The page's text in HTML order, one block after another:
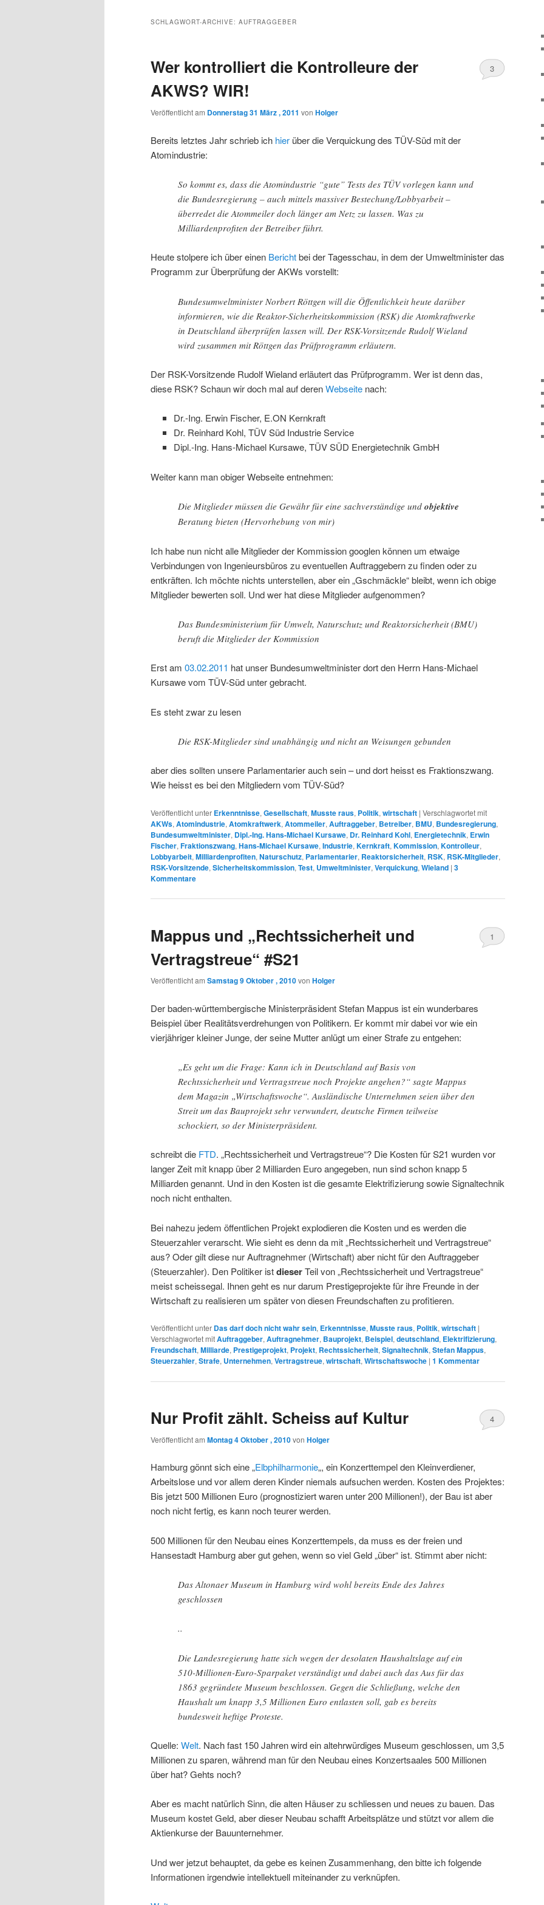
wechseln
SCHLAGWORT-ARCHIVE: AUFTRAGGEBER
Wer kontrolliert die Kontrolleure der
AKWS? WIR!
Veröffentlicht am Donnerstag 31 März , 2011 von Holger
3
Bereits letztes Jahr schrieb ich hier über die Verquickung des TÜV-Süd mit der
Atomindustrie:
So kommt es, dass die Atomindustrie “gute” Tests des TÜV vorlegen kann und
die Bundesregierung – auch mittels massiver Bestechung/Lobbyarbeit –
überredet die Atommeiler doch länger am Netz zu lassen. Was zu
Milliardenprofiten der Betreiber führt.
Heute stolpere ich über einen Berichtbei der Tagesschau, in dem der Umweltminister das
Programm zur Überprüfung der AKWs vorstellt:
Bundesumweltminister Norbert Röttgen will die Öffentlichkeit heute darüber
informieren, wie die Reaktor-Sicherheitskommission (RSK) die Atomkraftwerke
in Deutschland überprüfen lassen will. Der RSK-Vorsitzende Rudolf Wieland
wird zusammen mit Röttgen das Prüfprogramm erläutern.
Der RSK-Vorsitzende Rudolf Wieland erläutert das Prüfprogramm. Wer ist denn das,
diese RSK? Schaun wir doch mal auf derenWebseite nach:
Dr.-Ing. Erwin Fischer, E.ON Kernkraft
Dr. Reinhard Kohl, TÜV Süd Industrie Service
Dipl.-Ing. Hans-Michael Kursawe, TÜV SÜD Energietechnik GmbH
Weiter kann man obiger Webseite entnehmen:
Die Mitglieder müssen die Gewähr für eine sachverständige und objektive
Beratung bieten (Hervorhebung von mir)
Ich habe nun nicht alle Mitglieder der Kommission googlen können um etwaige
Verbindungen von Ingenieursbüros zu eventuellen Auftraggebern zu finden oder zu
entkräften. Ich möchte nichts unterstellen, aber ein „Gschmäckle“ bleibt, wenn ich obige
Mitglieder bewerten soll. Und wer hat diese Mitglieder aufgenommen?
Das Bundesministerium für Umwelt, Naturschutz und Reaktorsicherheit (BMU)
beruft die Mitglieder der Kommission
Erst am 03.02.2011 hat unser Bundesumweltminister dort den Herrn Hans-Michael
Kursawe vom TÜV-Süd unter gebracht.
Es steht zwar zu lesen
Die RSK-Mitglieder sind unabhängig und nicht an Weisungen gebunden
aber dies sollten unsere Parlamentarier auch sein – und dort heisst es Fraktionszwang.
Wie heisst es bei den Mitgliedern vom TÜV-Süd?
Veröffentlicht unter Erkenntnisse, Gesellschaft, Musste raus, Politik, wirtschaft | Verschlagwortet mit
AKWs, Atomindustrie, Atomkraftwerk, Atommeiler, Auftraggeber, Betreiber, BMU, Bundesregierung,
Bundesumweltminister, Dipl.-Ing. Hans-Michael Kursawe, Dr. Reinhard Kohl, Energietechnik, Erwin
Fischer, Fraktionszwang, Hans-Michael Kursawe, Industrie, Kernkraft, Kommission, Kontrolleur,
Lobbyarbeit, Milliardenprofiten, Naturschutz, Parlamentarier, Reaktorsicherheit, RSK, RSK-Mitglieder,
RSK-Vorsitzende, Sicherheitskommission, Test, Umweltminister, Verquickung, Wieland | 3
Kommentare
Mappus und „Rechtssicherheit und
Vertragstreue“ #S21
Veröffentlicht am Samstag 9 Oktober , 2010von Holger
1
Der baden-württembergische Ministerpräsident Stefan Mappus ist ein wunderbares
Beispiel über Realitätsverdrehungen von Politikern. Er kommt mir dabei vor wie ein
vierjähriger kleiner Junge, der seine Mutter anlügt um einer Strafe zu entgehen:
„Es geht um die Frage: Kann ich in Deutschland auf Basis von
Rechtssicherheit und Vertragstreue noch Projekte angehen?“ sagte Mappus
dem Magazin „Wirtschaftswoche“. Ausländische Unternehmen seien über den
Streit um das Bauprojekt sehr verwundert, deutsche Firmen teilweise
schockiert, so der Ministerpräsident.
schreibt die FTD. „Rechtssicherheit und Vertragstreue“? Die Kosten für S21 wurden vor
langer Zeit mit knapp über 2 Milliarden Euro angegeben, nun sind schon knapp 5
Milliarden genannt. Und in den Kosten ist die gesamte Elektrifizierung sowie Signaltechnik
noch nicht enthalten.
Bei nahezu jedem öffentlichen Projekt explodieren die Kosten und es werden die
Steuerzahler verarscht. Wie sieht es denn da mit „Rechtssicherheit und Vertragstreue“
aus? Oder gilt diese nur Auftragnehmer (Wirtschaft) aber nicht für den Auftraggeber
(Steuerzahler). Den Politiker istdieserTeil von „Rechtssicherheit und Vertragstreue“
meist scheissegal. Ihnen geht es nur darum Prestigeprojekte für ihre Freunde in der
Wirtschaft zu realisieren um später von diesen Freundschaften zu profitieren.
Veröffentlicht unter Das darf doch nicht wahr sein, Erkenntnisse, Musste raus, Politik, wirtschaft |
Verschlagwortet mitAuftraggeber, Auftragnehmer, Bauprojekt, Beispiel, deutschland, Elektrifizierung,
Freundschaft, Milliarde, Prestigeprojekt, Projekt, Rechtssicherheit, Signaltechnik, Stefan Mappus,
Steuerzahler, Strafe, Unternehmen, Vertragstreue, wirtschaft, Wirtschaftswoche | 1 Kommentar
Nur Profit zählt. Scheiss auf Kultur
Veröffentlicht am Montag 4 Oktober , 2010von Holger
4
Hamburg gönnt sich eine „Elbphilharmonie„, ein Konzerttempel den Kleinverdiener,
Arbeitslose und vor allem deren Kinder niemals aufsuchen werden. Kosten des Projektes:
Bis jetzt 500 Millionen Euro (prognostiziert waren unter 200 Millionen!), der Bau ist aber
noch nicht fertig, es kann noch teurer werden.
500 Millionen für den Neubau eines Konzerttempels, da muss es der freien und
Hansestadt Hamburg aber gut gehen, wenn so viel Geld „über“ ist. Stimmt aber nicht:
Das Altonaer Museum in Hamburg wird wohl bereits Ende des Jahres
geschlossen
..
Die Landesregierung hatte sich wegen der desolaten Haushaltslage auf ein
510-Millionen-Euro-Sparpaket verständigt und dabei auch das Aus für das
1863 gegründete Museum beschlossen. Gegen die Schließung, welche den
Haushalt um knapp 3,5 Millionen Euro entlasten soll, gab es bereits
bundesweit heftige Proteste.
Quelle: Welt. Nach fast 150 Jahren wird ein altehrwürdiges Museum geschlossen, um 3,5
Millionen zu sparen, während man für den Neubau eines Konzertsaales 500 Millionen
über hat? Gehts noch?
Aber es macht natürlich Sinn, die alten Häuser zu schliessen und neues zu bauen. Das
Museum kostet Geld, aber dieser Neubau schafft Arbeitsplätze und stützt vor allem die
Aktienkurse der Bauunternehmer.
Und wer jetzut behauptet, da gebe es keinen Zusammenhang, den bitte ich folgende
Informationen irgendwie intellektuell miteinander zu verknüpfen.